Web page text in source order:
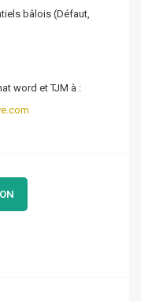
bâlois (Défaut,
word et TJM à :